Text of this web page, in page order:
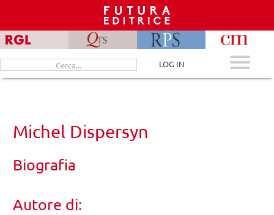
content
Cerca
per:
LOG IN
Michel Dispersyn
Biografia
Autore di: